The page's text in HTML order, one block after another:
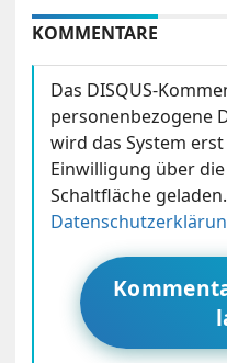
KOMMENTARE
Das DISQUS-
personenbezogene
wird das System
Einwilligung über
Schaltfläche